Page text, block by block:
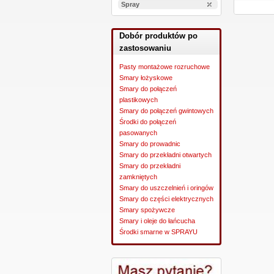
Spray
Dobór produktów po
zastosowaniu
Pasty montażowe rozruchowe
Smary łożyskowe
Smary do połączeń
plastikowych
Smary do połączeń gwintowych
Środki do połączeń
pasowanych
Smary do prowadnic
Smary do przekładni otwartych
Smary do przekładni
zamkniętych
Smary do uszczelnień i oringów
Smary do części elektrycznych
Smary spożywcze
Smary i oleje do łańcucha
Środki smarne w SPRAYU